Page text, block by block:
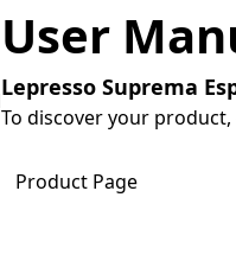
User
Lepresso Suprema
To discover your
Product Page